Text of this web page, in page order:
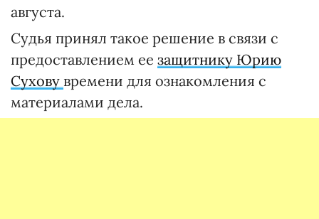
августа.
Судья принял такое решение в связи с
предоставлением ее защитнику Юрию
Сухову времени для ознакомления с
материалами дела.